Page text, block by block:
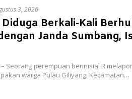
3, 2026
Diduga Berkali-Kali
Janda Sumbang,
– Seorang perempuan berinisial R
warga Pulau Giliyang, Kecamatan…